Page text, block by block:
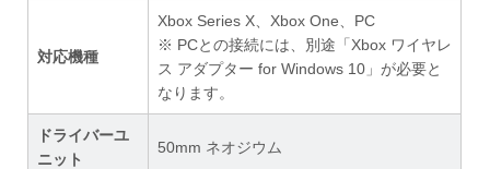
対応機種
Xbox Series X、Xbox One、PC
※ PCとの接続には、別途「Xbox ワイヤレ
ス アダプター for Windows 10」が必要と
なります。
ドライバーユ
ニット
50mm ネオジウム